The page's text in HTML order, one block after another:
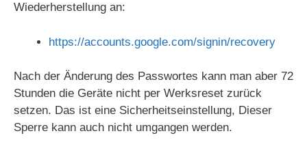
Wiederherstellung an:
https://accounts.google.com/signin/recovery
Nach der Änderung des Passwortes kann man aber 72
Stunden die Geräte nicht per Werksreset zurück
setzen. Das ist eine Sicherheitseinstellung, Dieser
Sperre kann auch nicht umgangen werden.